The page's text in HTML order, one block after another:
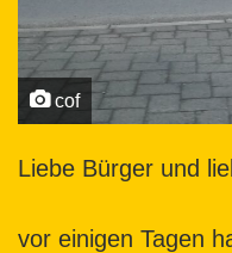
cof
Liebe Bürger und
vor einigen Tagen